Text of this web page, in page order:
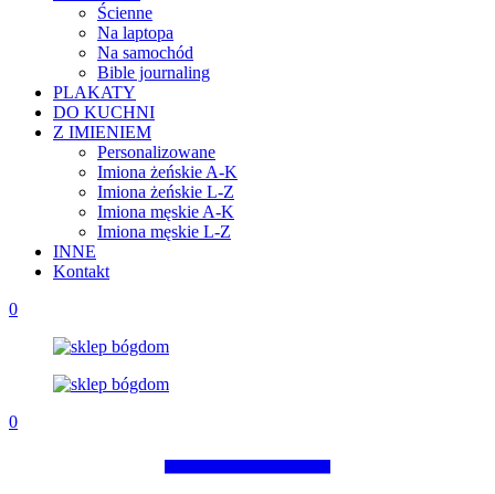
Ścienne
Na laptopa
Na samochód
Bible journaling
PLAKATY
DO KUCHNI
Z IMIENIEM
Personalizowane
Imiona żeńskie A-K
Imiona żeńskie L-Z
Imiona męskie A-K
Imiona męskie L-Z
INNE
Kontakt
0
0